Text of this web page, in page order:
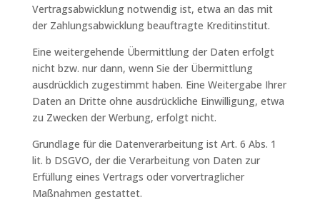
Vertragsabwicklung notwendig ist, etwa an das mit
der Zahlungsabwicklung beauftragte Kreditinstitut.
Eine weitergehende Übermittlung der Daten erfolgt
nicht bzw. nur dann, wenn Sie der Übermittlung
ausdrücklich zugestimmt haben. Eine Weitergabe Ihrer
Daten an Dritte ohne ausdrückliche Einwilligung, etwa
zu Zwecken der Werbung, erfolgt nicht.
Grundlage für die Datenverarbeitung ist Art. 6 Abs. 1
lit. b DSGVO, der die Verarbeitung von Daten zur
Erfüllung eines Vertrags oder vorvertraglicher
Maßnahmen gestattet.